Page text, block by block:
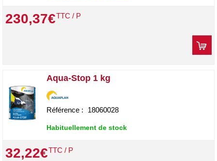
230,37€TTC / P
Aqua-Stop 1 kg
Référence : 18060028
Habituellement de stock
32,22€TTC / P